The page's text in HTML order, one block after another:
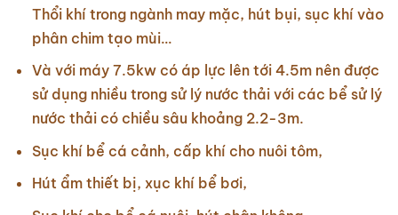
Thổi khí trong ngành may mặc, hút bụi, sục khí vào
phân chim tạo mùi…
Và với máy 7.5kw có áp lực lên tới 4.5m nên được
sử dụng nhiều trong sử lý nước thải với các bể sử lý
nước thải có chiều sâu khoảng 2.2-3m.
Sục khí bể cá cảnh, cấp khí cho nuôi tôm,
Hút ẩm thiết bị, xục khí bể bơi,